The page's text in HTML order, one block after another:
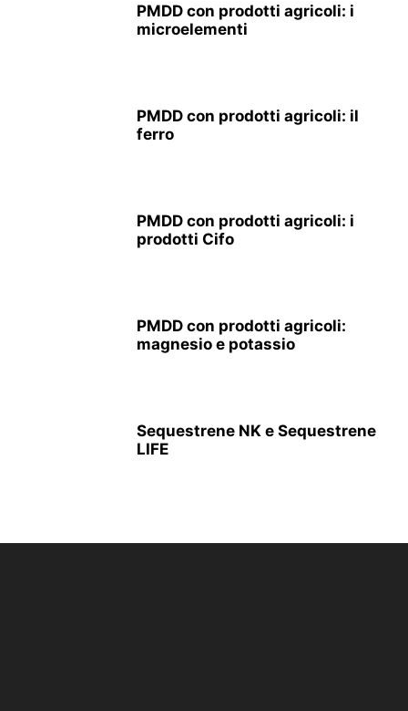
PMDD con prodotti agricoli: i
microelementi
PMDD con prodotti agricoli: il
ferro
PMDD con prodotti agricoli: i
prodotti Cifo
PMDD con prodotti agricoli:
magnesio e potassio
Sequestrene NK e Sequestrene
LIFE